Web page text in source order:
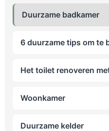
Duurzame badkamer
6 duurzame tips om te
Het toilet renoveren
Woonkamer
Duurzame kelder